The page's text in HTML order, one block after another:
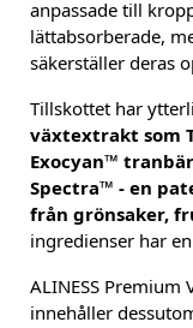
anpassade till
lättabsorberade,
säkerställer deras
Tillskottet har
växtextrakt som
Exocyan™
Spectra™ - en
från grönsaker,
ingredienser har
ALINESS Premium
innehåller